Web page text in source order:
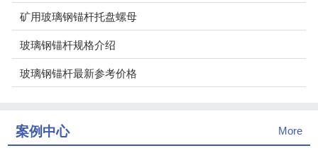
矿用玻璃钢锚杆托盘螺母
玻璃钢锚杆规格介绍
玻璃钢锚杆最新参考价格
案例中心 More